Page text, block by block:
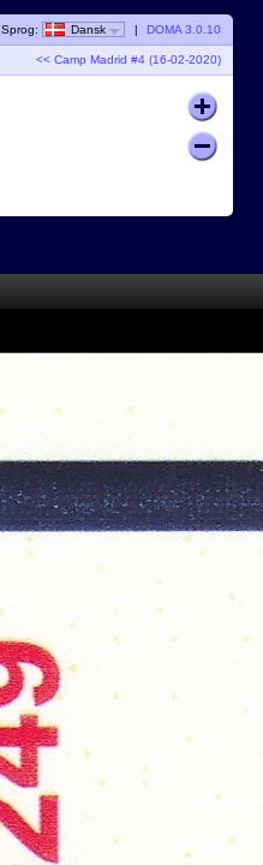
Sprog: Dansk | DOMA 3.0.10
<< Camp Madrid #4 (16-02-2020)